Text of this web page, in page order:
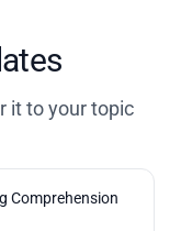
it to your topic
Comprehension